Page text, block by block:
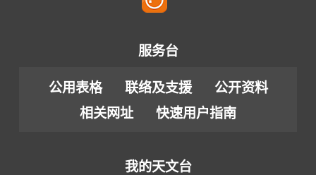
服务台
公用表格 联络及支援
公开资料
相关网址
快速用户指南
我的天文台